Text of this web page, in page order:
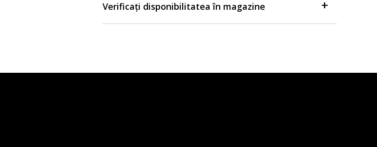
Verificați disponibilitatea în magazine